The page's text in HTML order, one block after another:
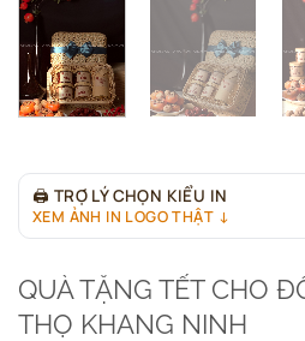
🖨 TRỢ LÝ CHỌN KIỂU IN
XEM ẢNH IN LOGO THẬT ↓
QUÀ TẶNG TẾT CHO
THỌ KHANG NINH